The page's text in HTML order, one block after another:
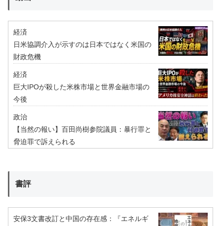
経済
日米協調介入が示すのは日本ではなく米国の
財政危機
経済
巨大IPOが殺した米株市場と世界金融市場の
今後
政治
【当然の報い】百田尚樹参院議員：暴行罪と
脅迫罪で訴えられる
書評
安保3文書改訂と中国の存在感：『エネルギ